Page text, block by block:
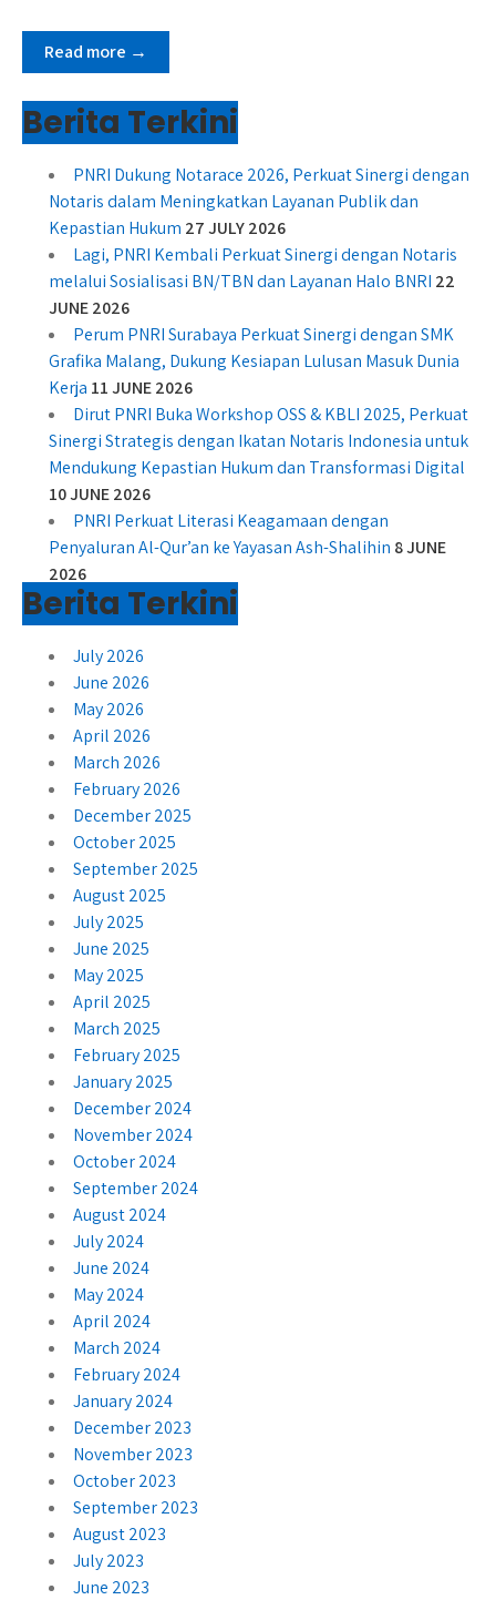
Read more →
Berita Terkini
PNRI Dukung Notarace 2026, Perkuat Sinergi dengan
Notaris dalam Meningkatkan Layanan Publik dan
Kepastian Hukum 27 JULY 2026
Lagi, PNRI Kembali Perkuat Sinergi dengan Notaris
melalui Sosialisasi BN/TBN dan Layanan Halo BNRI 22
JUNE 2026
Perum PNRI Surabaya Perkuat Sinergi dengan SMK
Grafika Malang, Dukung Kesiapan Lulusan Masuk Dunia
Kerja 11 JUNE 2026
Dirut PNRI Buka Workshop OSS & KBLI 2025, Perkuat
Sinergi Strategis dengan Ikatan Notaris Indonesia untuk
Mendukung Kepastian Hukum dan Transformasi Digital
10 JUNE 2026
PNRI Perkuat Literasi Keagamaan dengan
Penyaluran Al-Qur’an ke Yayasan Ash-Shalihin 8 JUNE
2026
Berita Terkini
July 2026
June 2026
May 2026
April 2026
March 2026
February 2026
December 2025
October 2025
September 2025
August 2025
July 2025
June 2025
May 2025
April 2025
March 2025
February 2025
January 2025
December 2024
November 2024
October 2024
September 2024
August 2024
July 2024
June 2024
May 2024
April 2024
March 2024
February 2024
January 2024
December 2023
November 2023
October 2023
September 2023
August 2023
July 2023
June 2023